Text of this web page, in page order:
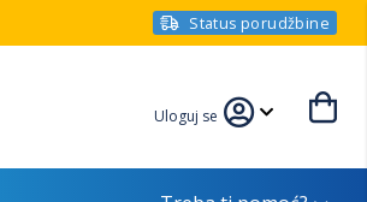
Status porudžbine
Uloguj se